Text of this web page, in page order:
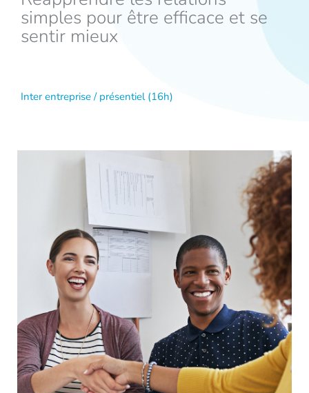
simples pour être efficace et se
sentir mieux
Inter entreprise / présentiel (16h)